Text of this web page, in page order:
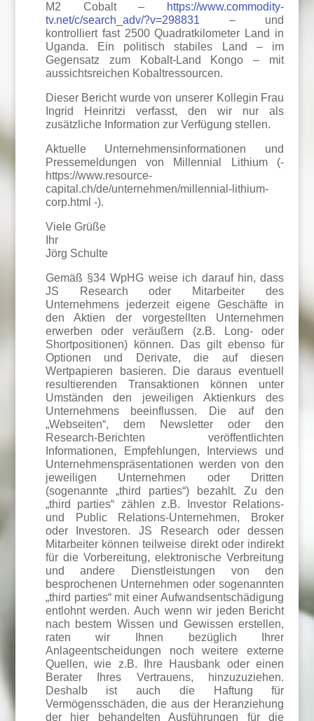
M2 Cobalt – https://www.commodity-
tv.net/c/search_adv/?v=298831 – und
kontrolliert fast 2500 Quadratkilometer Land in
Uganda. Ein politisch stabiles Land – im
Gegensatz zum Kobalt-Land Kongo – mit
aussichtsreichen Kobaltressourcen.
Dieser Bericht wurde von unserer Kollegin Frau
Ingrid Heinritzi verfasst, den wir nur als
zusätzliche Information zur Verfügung stellen.
Aktuelle Unternehmensinformationen und
Pressemeldungen von Millennial Lithium (-
https://www.resource-
capital.ch/de/unternehmen/millennial-lithium-
corp.html -).
Viele Grüße
Ihr
Jörg Schulte
Gemäß §34 WpHG weise ich darauf hin, dass
JS Research oder Mitarbeiter des
Unternehmens jederzeit eigene Geschäfte in
den Aktien der vorgestellten Unternehmen
erwerben oder veräußern (z.B. Long- oder
Shortpositionen) können. Das gilt ebenso für
Optionen und Derivate, die auf diesen
Wertpapieren basieren. Die daraus eventuell
resultierenden Transaktionen können unter
Umständen den jeweiligen Aktienkurs des
Unternehmens beeinflussen. Die auf den
„Webseiten“, dem Newsletter oder den
Research-Berichten veröffentlichten
Informationen, Empfehlungen, Interviews und
Unternehmenspräsentationen werden von den
jeweiligen Unternehmen oder Dritten
(sogenannte „third parties“) bezahlt. Zu den
„third parties“ zählen z.B. Investor Relations-
und Public Relations-Unternehmen, Broker
oder Investoren. JS Research oder dessen
Mitarbeiter können teilweise direkt oder indirekt
für die Vorbereitung, elektronische Verbreitung
und andere Dienstleistungen von den
besprochenen Unternehmen oder sogenannten
„third parties“ mit einer Aufwandsentschädigung
entlohnt werden. Auch wenn wir jeden Bericht
nach bestem Wissen und Gewissen erstellen,
raten wir Ihnen bezüglich Ihrer
Anlageentscheidungen noch weitere externe
Quellen, wie z.B. Ihre Hausbank oder einen
Berater Ihres Vertrauens, hinzuzuziehen.
Deshalb ist auch die Haftung für
Vermögensschäden, die aus der Heranziehung
der hier behandelten Ausführungen für die